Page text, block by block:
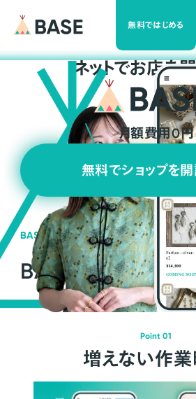
無料ではじめる
ネットでお店を
月額費用0円
無料でショップを
BASEの強み
BASEが強い3つ
Point 01
増えない作業